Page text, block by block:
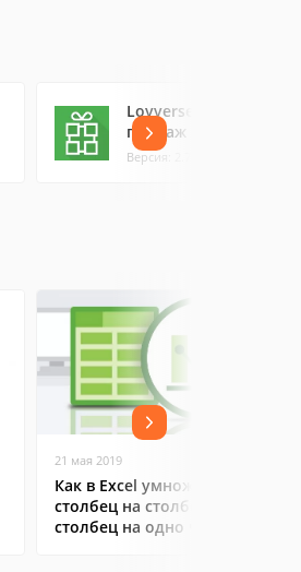
Loyverse POS - учет
продаж
Версия: 2.72 (99.87 МБ)
21 мая 2019
Как в Excel умножить
столбец на столбец и весь
столбец на одно число